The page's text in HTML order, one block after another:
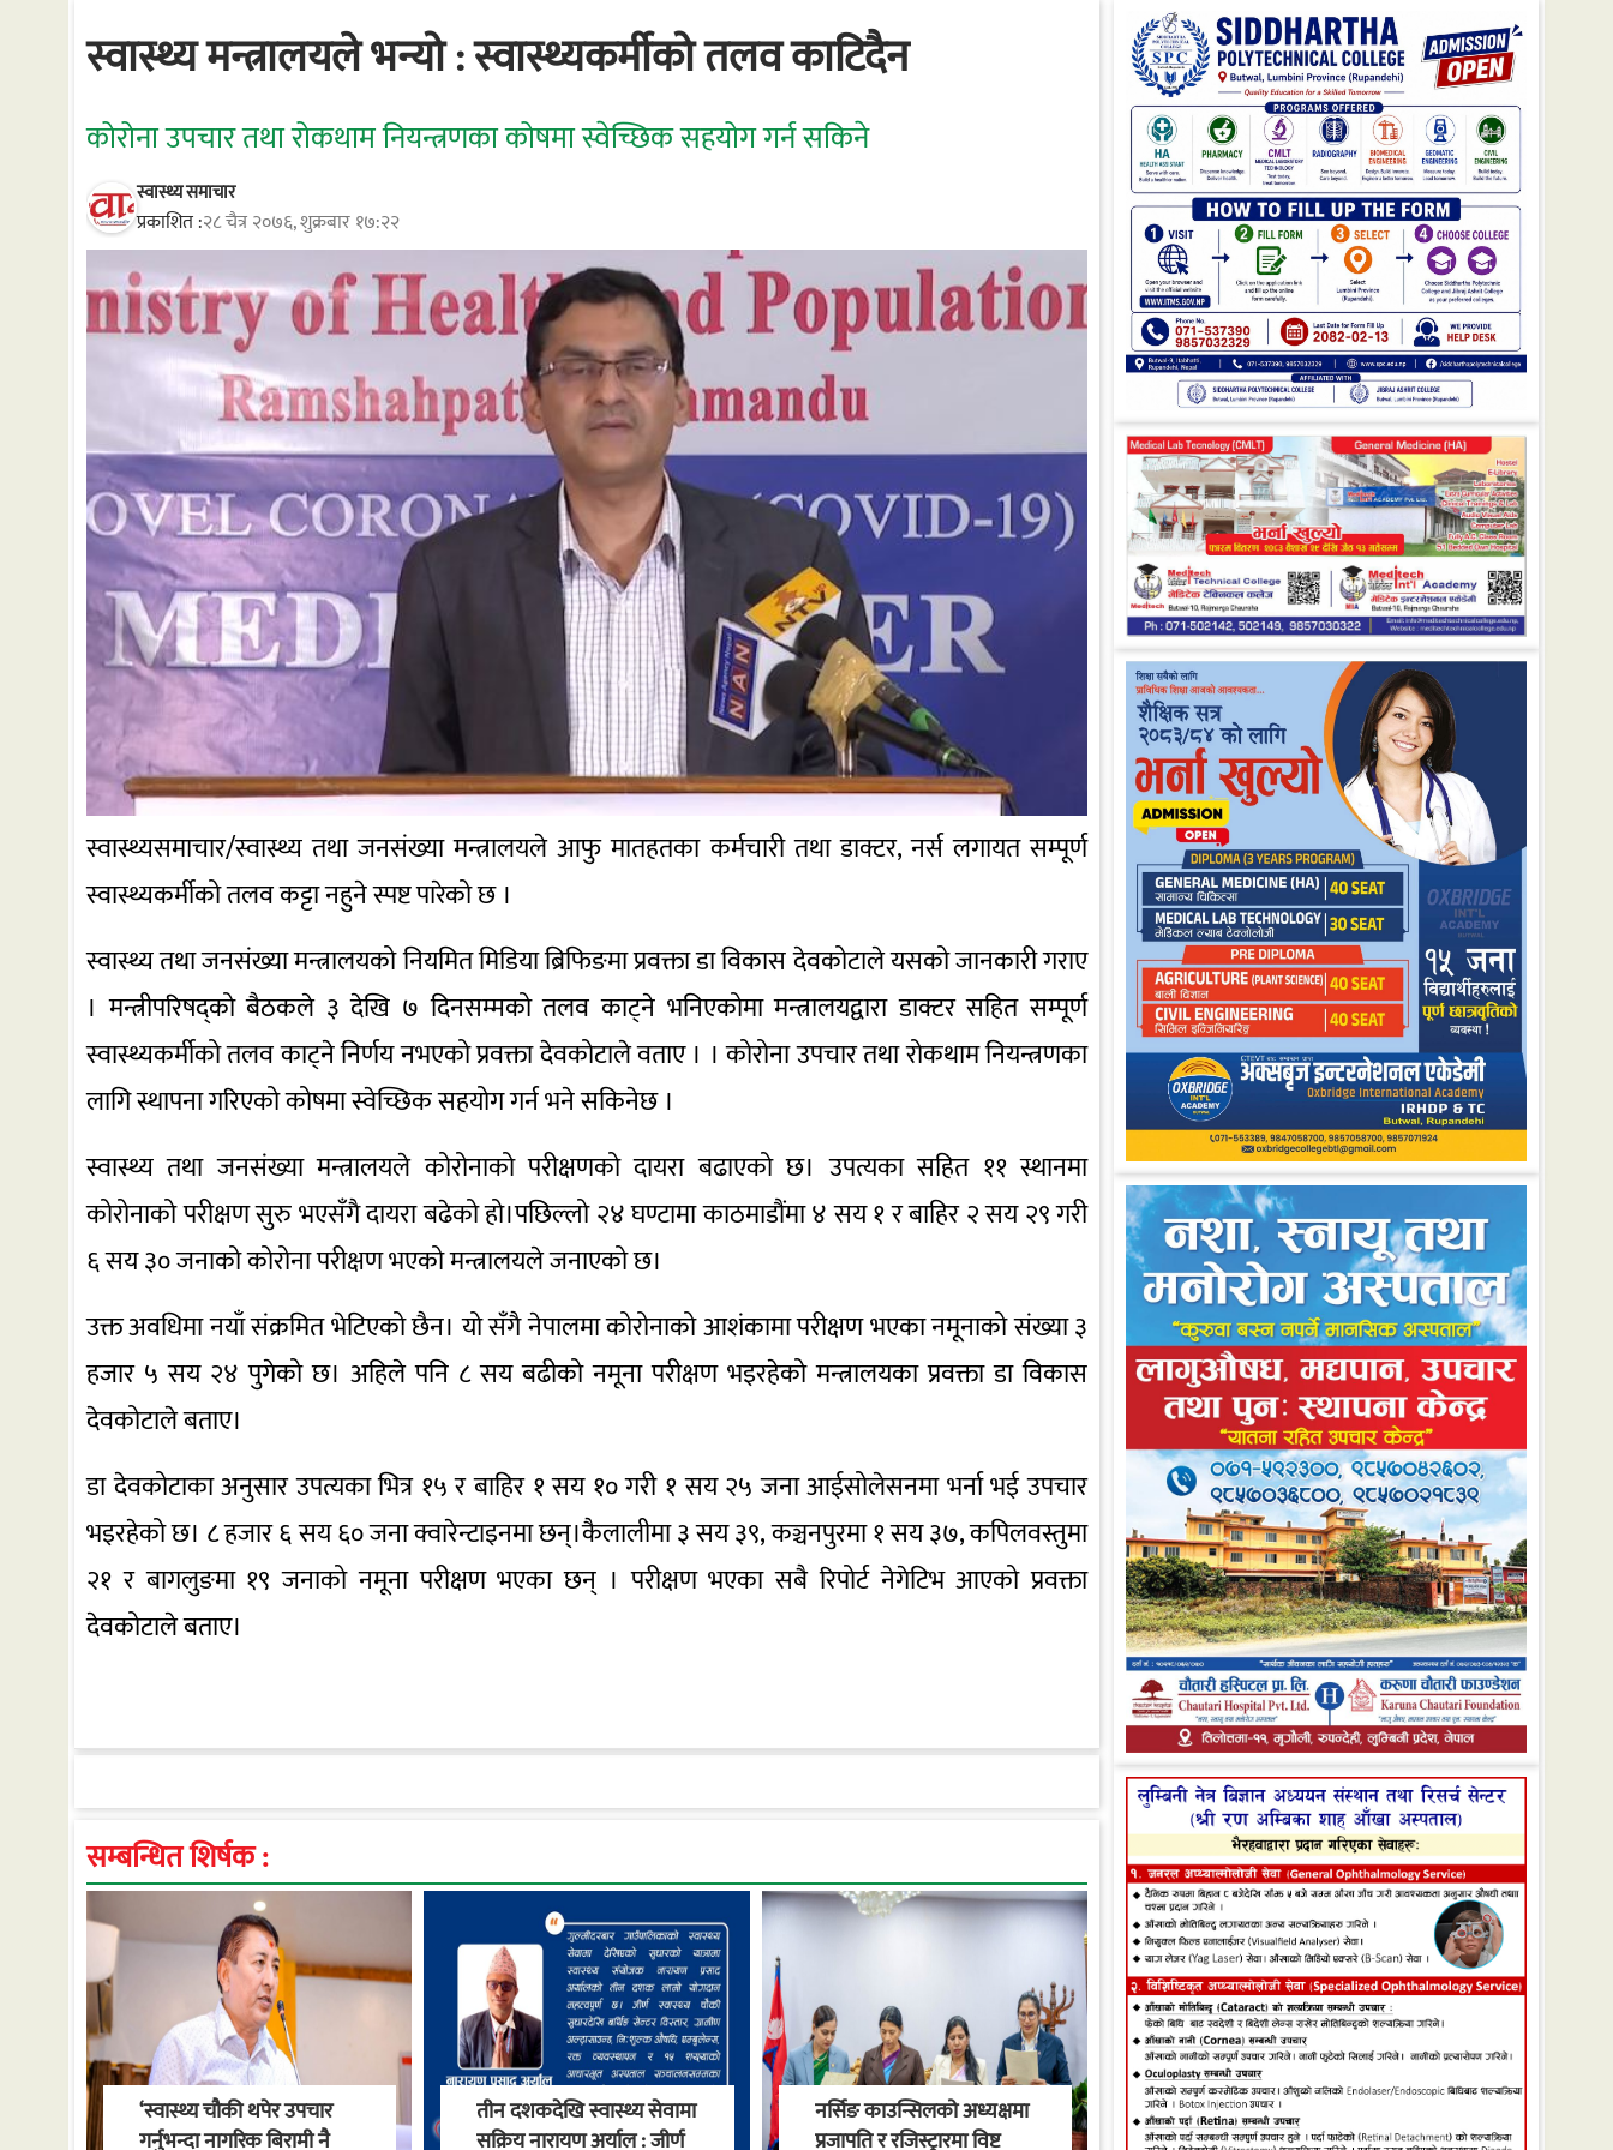
स्वास्थ्य मन्त्रालयले भन्यो : स्वास्थ्यकर्मीको तलव काटिदैन
कोरोना उपचार तथा रोकथाम नियन्त्रणका कोषमा स्वेच्छिक सहयोग गर्न सकिने
स्वास्थ्य समाचार
प्रकाशित :२८ चैत्र २०७६, शुक्रबार १७:२२
स्वास्थ्यसमाचार/स्वास्थ्य तथा जनसंख्या मन्त्रालयले आफु मातहतका कर्मचारी तथा डाक्टर, नर्स लगायत सम्पूर्ण
स्वास्थ्यकर्मीको तलव कट्टा नहुने स्पष्ट पारेको छ ।
स्वास्थ्य तथा जनसंख्या मन्त्रालयको नियमित मिडिया ब्रिफिङमा प्रवक्ता डा विकास देवकोटाले यसको जानकारी गराए
। मन्त्रीपरिषद्को बैठकले ३ देखि ७ दिनसम्मको तलव काट्ने भनिएकोमा मन्त्रालयद्वारा डाक्टर सहित सम्पूर्ण
स्वास्थ्यकर्मीको तलव काट्ने निर्णय नभएको प्रवक्ता देवकोटाले वताए । । कोरोना उपचार तथा रोकथाम नियन्त्रणका
लागि स्थापना गरिएको कोषमा स्वेच्छिक सहयोग गर्न भने सकिनेछ ।
स्वास्थ्य तथा जनसंख्या मन्त्रालयले कोरोनाको परीक्षणको दायरा बढाएको छ। उपत्यका सहित ११ स्थानमा
कोरोनाको परीक्षण सुरु भएसँगै दायरा बढेको हो।पछिल्लो २४ घण्टामा काठमाडौंमा ४ सय १ र बाहिर २ सय २९ गरी
६ सय ३० जनाको कोरोना परीक्षण भएको मन्त्रालयले जनाएको छ।
उक्त अवधिमा नयाँ संक्रमित भेटिएको छैन। यो सँगै नेपालमा कोरोनाको आशंकामा परीक्षण भएका नमूनाको संख्या ३
हजार ५ सय २४ पुगेको छ। अहिले पनि ८ सय बढीको नमूना परीक्षण भइरहेको मन्त्रालयका प्रवक्ता डा विकास
देवकोटाले बताए।
डा देवकोटाका अनुसार उपत्यका भित्र १५ र बाहिर १ सय १० गरी १ सय २५ जना आईसोलेसनमा भर्ना भई उपचार
भइरहेको छ। ८ हजार ६ सय ६० जना क्वारेन्टाइनमा छन्।कैलालीमा ३ सय ३९, कञ्चनपुरमा १ सय ३७, कपिलवस्तुमा
२१ र बागलुङमा १९ जनाको नमूना परीक्षण भएका छन् । परीक्षण भएका सबै रिपोर्ट नेगेटिभ आएको प्रवक्ता
देवकोटाले बताए।
सम्बन्धित शिर्षक :
‘स्वास्थ्य चौकी थपेर उपचार
गर्नुभन्दा नागरिक बिरामी नै
तीन दशकदेखि स्वास्थ्य सेवामा
सक्रिय नारायण अर्याल : जीर्ण
नर्सिङ काउन्सिलको अध्यक्षमा
प्रजापति र रजिस्ट्रारमा विष्ट